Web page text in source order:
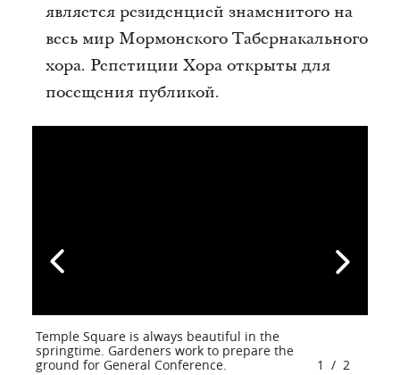
является резиденцией знаменитого на
весь мир Мормонского Табернакального
хора. Репетиции Хора открыты для
посещения публикой.
Temple Square is always beautiful in the
springtime. Gardeners work to prepare the
ground for General Conference.
1 / 2